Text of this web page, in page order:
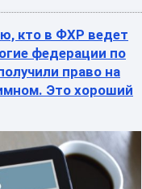
кто в ФХР ведет
федерации по
право на
Это хороший